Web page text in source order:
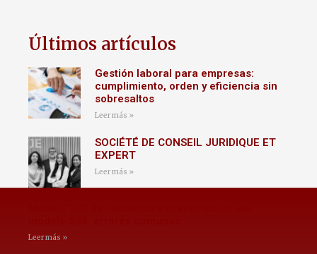
Últimos artículos
Gestión laboral para empresas:
cumplimiento, orden y eficiencia sin
sobresaltos
Leer más »
SOCIÉTÉ DE CONSEIL JURIDIQUE ET
EXPERT
Leer más »
Leer más »